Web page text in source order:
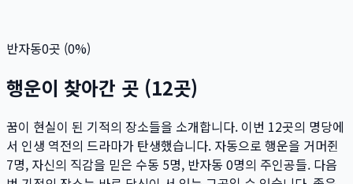
반자동0곳 (0%)
행운이 찾아간 곳 (12곳)
꿈이 현실이 된 기적의 장소들을 소개합니다. 이번 12곳의 명당에
서 인생 역전의 드라마가 탄생했습니다. 자동으로 행운을 거머쥔
7명, 자신의 직감을 믿은 수동 5명, 반자동 0명의 주인공들. 다음